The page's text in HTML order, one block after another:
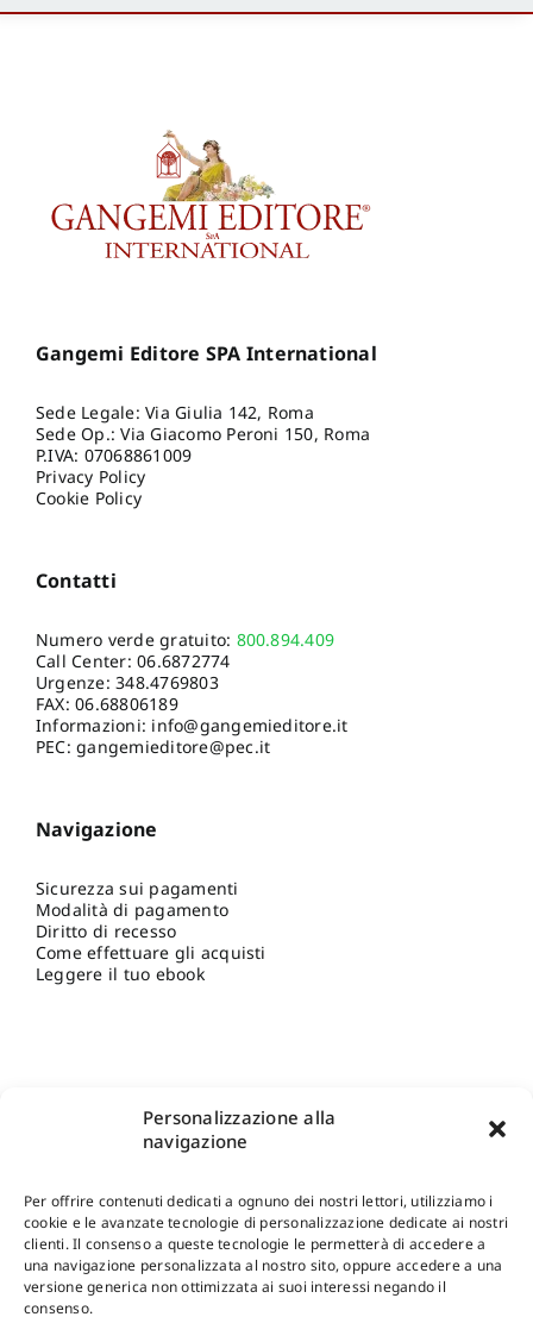
Personalizzazione alla
navigazione
Per offrire contenuti dedicati a ognuno dei nostri lettori, utilizziamo i
cookie e le avanzate tecnologie di personalizzazione dedicate ai nostri
clienti. Il consenso a queste tecnologie le permetterà di accedere a
una navigazione personalizzata al nostro sito, oppure accedere a una
versione generica non ottimizzata ai suoi interessi negando il
consenso.
Gangemi Editore SPA International
Sede Legale: Via Giulia 142, Roma
Sede Op.: Via Giacomo Peroni 150, Roma
P.IVA: 07068861009
Privacy Policy
Cookie Policy
Contatti
Numero verde gratuito: 800.894.409
Call Center:06.6872774
Urgenze:348.4769803
FAX: 06.68806189
Informazioni: info@gangemieditore.it
PEC: gangemieditore@pec.it
Navigazione
Sicurezza sui pagamenti
Modalità di pagamento
Diritto di recesso
Come effettuare gli acquisti
Leggere il tuo ebook
Shop Gangemi Editore-Pagamenti Sicuri e anche Rateali